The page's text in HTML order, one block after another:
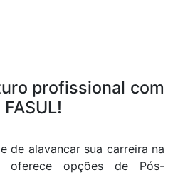
profissional com
de alavancar sua carreira na
oferece opções de Pós-